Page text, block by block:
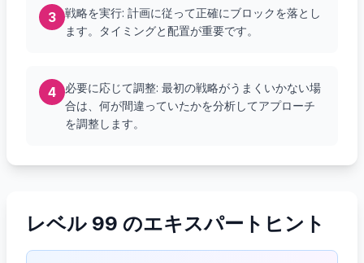
3
戦略を実行: 計画に従って正確にブロックを落とし
ます。タイミングと配置が重要です。
4
必要に応じて調整: 最初の戦略がうまくいかない場
合は、何が間違っていたかを分析してアプローチ
を調整します。
レベル 99 のエキスパートヒント